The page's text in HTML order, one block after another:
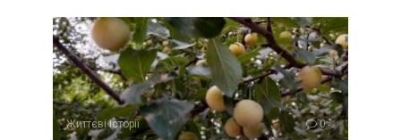
Життєві історії 0